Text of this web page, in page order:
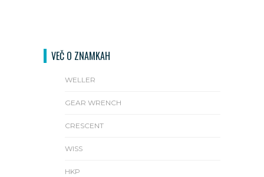
VEČ O ZNAMKAH
WELLER
GEAR WRENCH
CRESCENT
WISS
HKP